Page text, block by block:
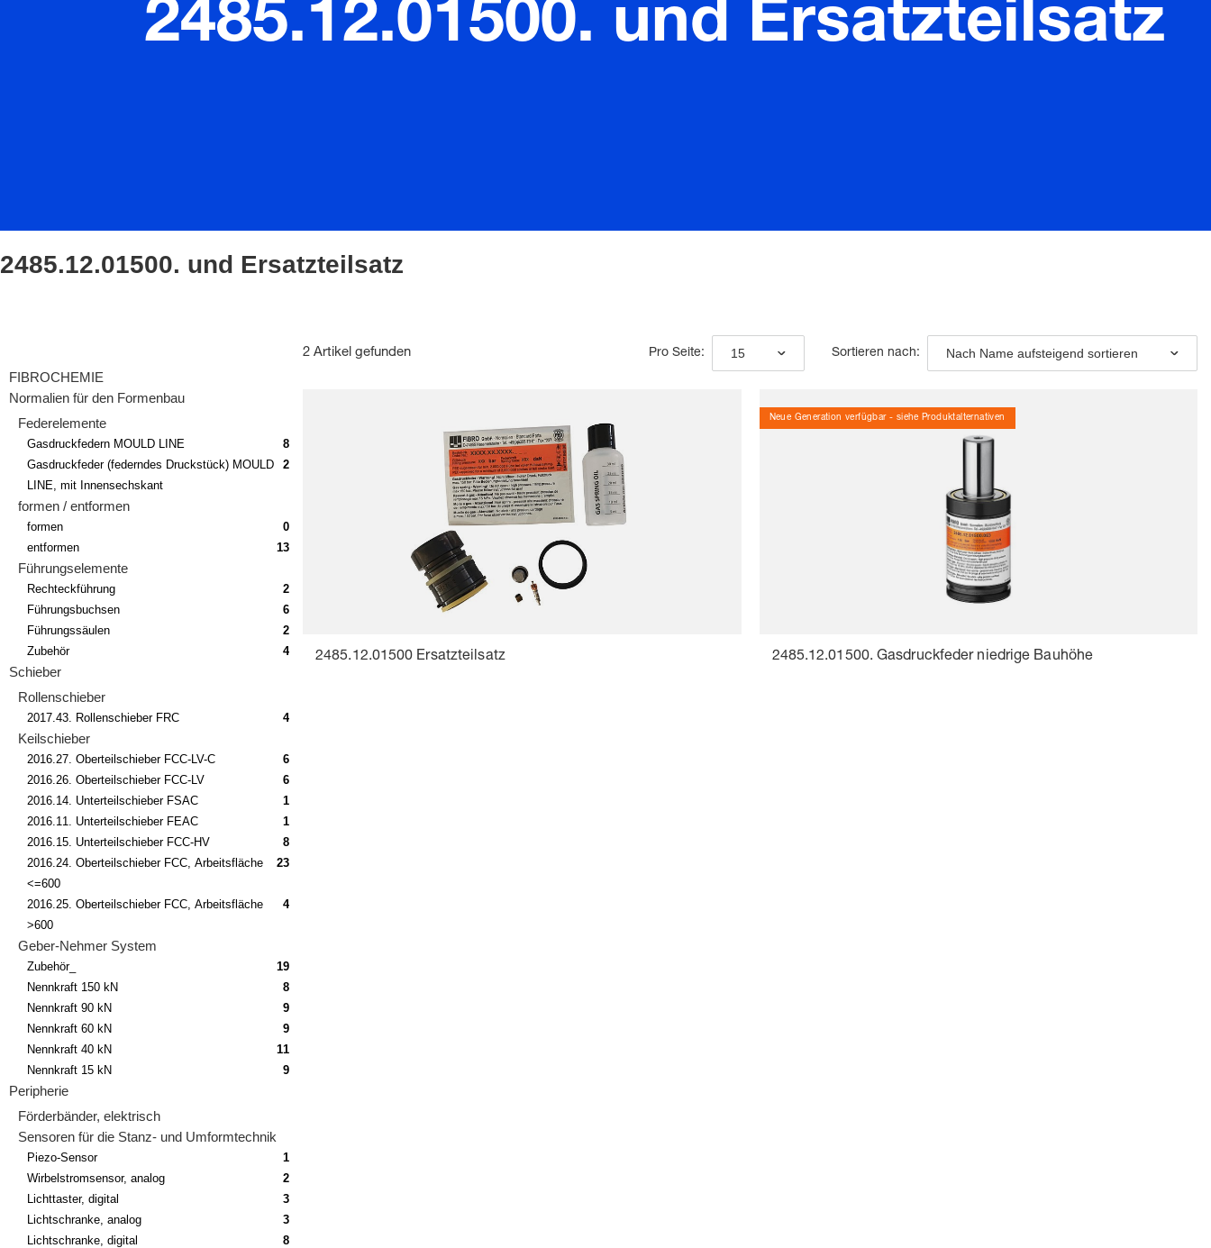
2485.12.01500. und Ersatzteilsatz
2485.12.01500. und Ersatzteilsatz
FIBROCHEMIE
Normalien für den Formenbau
Federelemente
Gasdruckfedern MOULD LINE
8
Gasdruckfeder (federndes Druckstück) MOULD
LINE, mit Innensechskant
2
formen / entformen
formen
0
entformen
13
Führungselemente
Rechteckführung
2
Führungsbuchsen
6
Führungssäulen
2
Zubehör
4
Schieber
Rollenschieber
2017.43. Rollenschieber FRC 4
Keilschieber
2016.27. Oberteilschieber FCC-LV-C
6
2016.26. Oberteilschieber FCC-LV
6
2016.14. Unterteilschieber FSAC
1
2016.11. Unterteilschieber FEAC
1
2016.15. Unterteilschieber FCC-HV
8
2016.24. Oberteilschieber FCC, Arbeitsfläche
<=600
23
2016.25. Oberteilschieber FCC, Arbeitsfläche
>600
4
Geber-Nehmer System
Zubehör_
19
Nennkraft 150 kN
8
Nennkraft 90 kN
9
Nennkraft 60 kN
9
Nennkraft 40 kN
11
Nennkraft 15 kN
9
Peripherie
Förderbänder, elektrisch
Sensoren für die Stanz- und Umformtechnik
Piezo-Sensor
1
Wirbelstromsensor, analog
2
Lichttaster, digital
3
Lichtschranke, analog
3
Lichtschranke, digital
8
2 Artikel gefunden Pro Seite: 15 Sortieren nach: Nach Name aufsteigend sortieren
2485.12.01500 Ersatzteilsatz
Neue Generation verfügbar - siehe Produktalternativen
2485.12.01500. Gasdruckfeder niedrige Bauhöhe